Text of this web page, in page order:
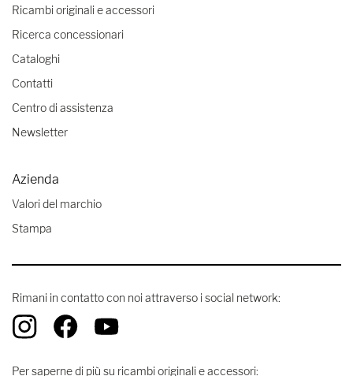
Ricambi originali e accessori
Ricerca concessionari
Cataloghi
Contatti
Centro di assistenza
Newsletter
Azienda
Valori del marchio
Stampa
Rimani in contatto con noi attraverso i social network:
Per saperne di più su ricambi originali e accessori: